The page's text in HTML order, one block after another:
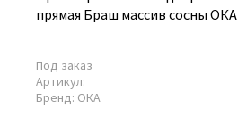
прямая Браш массив сосны ОКА
Под заказ
Артикул:
Бренд: ОКА